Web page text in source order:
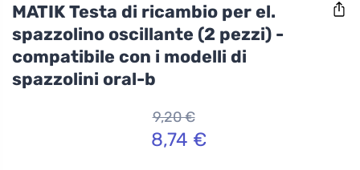
MATIK Testa di ricambio per el.
spazzolino oscillante (2 pezzi) -
compatibile con i modelli di
spazzolini oral-b
9,20 €
8,74 €